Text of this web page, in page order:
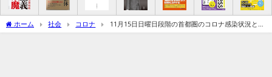
ホーム 社会 コロナ
11月15日日曜日段階の首都圏のコロナ感染状況と強
力な「野党共闘体制」の必要性ーRCEP参加国署名